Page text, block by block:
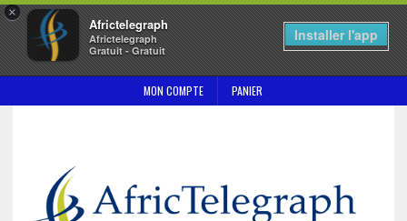
×
Africtelegraph
Africtelegraph
Gratuit - Gratuit
Installer l'app
MON COMPTE PANIER